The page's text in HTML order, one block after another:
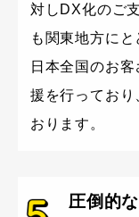
対しDX化のご
も関東地方に
日本全国のお
援を行ってお
おります。
圧倒的な